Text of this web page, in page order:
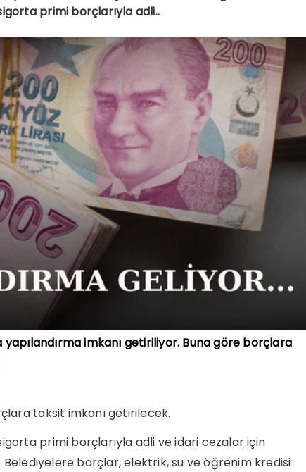
primi borçlarıyla adli..
imkanı getiriliyor. Buna göre borçlara
taksit imkanı getirilecek.
primi borçlarıyla adli ve idari cezalar için
Belediyelere borçlar, elektrik, su ve öğrenim kredisi